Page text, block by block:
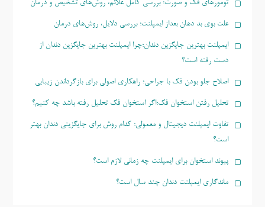
تومورهای فک و صورت؛ بررسی کامل علائم، روش‌های تشخیص و درمان
علت بوی بد دهان بعداز ایمپلنت؛ بررسی دلایل، روش‌های درمان
ایمپلنت بهترین جایگزین دندان؛چرا ایمپلنت بهترین جایگزین دندان از
دست رفته است؟
اصلاح جلو بودن فک با جراحی؛ راهکاری اصولی برای بازگرداندن زیبایی
تحلیل رفتن استخوان فک؛اگر استخوان فک تحلیل رفته باشد چه کنیم؟
تفاوت ایمپلنت دیجیتال و معمولی؛ کدام روش برای جایگزینی دندان بهتر
است؟
پیوند استخوان برای ایمپلنت چه زمانی لازم است؟
ماندگاری ایمپلنت دندان چند سال است؟